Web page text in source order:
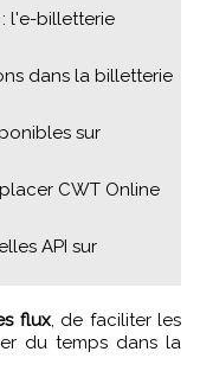
l'e-billetterie
dans la billetterie
sur
CWT Online
API sur
flux, de faciliter les
du temps dans la